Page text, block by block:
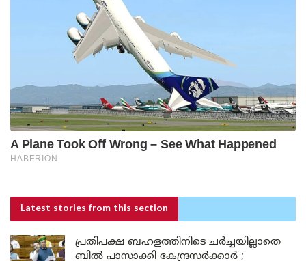
Latest stories from this section
പ്രതിപക്ഷ ബഹളത്തിനിടെ ചർച്ചയില്ലാതെ
ബിൽ പാസാക്കി കേന്ദ്രസർക്കാർ ;